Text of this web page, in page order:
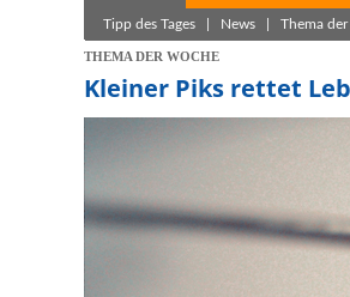
Tipp des Tages News Thema
THEMA DER WOCHE
Kleiner Piks rettet